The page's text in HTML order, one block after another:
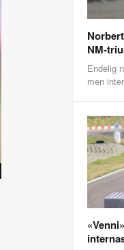
NM-
Endelig
men